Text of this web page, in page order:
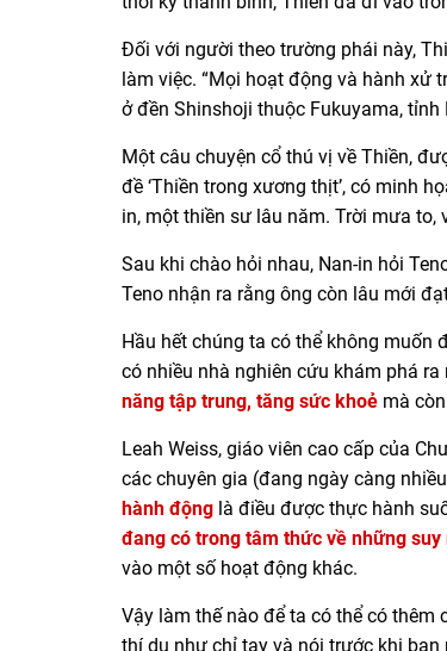
Đối với người theo trường phái này,
làm việc. “Mọi hoạt động và hành xử
ở đền Shinshoji thuộc Fukuyama, tỉnh
Một câu chuyện cổ thú vị về Thiền,
đề ‘Thiền trong xương thịt’, có minh
in, một thiền sư lâu năm. Trời mưa to,
Sau khi chào hỏi nhau, Nan-in hỏi
Teno nhận ra rằng ông còn lâu mới
Hầu hết chúng ta có thể không muốn
có nhiều nhà nghiên cứu khám phá
năng tập trung, tăng sức khoẻ mà
Leah Weiss, giáo viên cao cấp của
các chuyên gia (đang ngày càng
hành động là điều được thực hành
đang có trong tâm thức về những
vào một số hoạt động khác.
Vậy làm thế nào để ta có thể có
thí dụ như chỉ tay và nói trước khi bạn